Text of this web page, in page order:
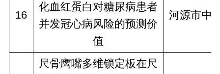
16
化血红蛋白对糖尿病患者
并发冠心病风险的预测价
值
河源市中
尺骨鹰嘴多维锁定板在尺